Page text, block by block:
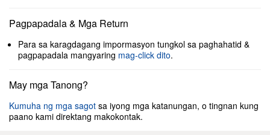
Pagpapadala & Mga Return
Para sa karagdagang impormasyon tungkol sa paghahatid &
pagpapadala mangyaring mag-click dito.
May mga Tanong?
Kumuha ng mga sagot sa iyong mga katanungan, o tingnan kung
paano kami direktang makokontak.